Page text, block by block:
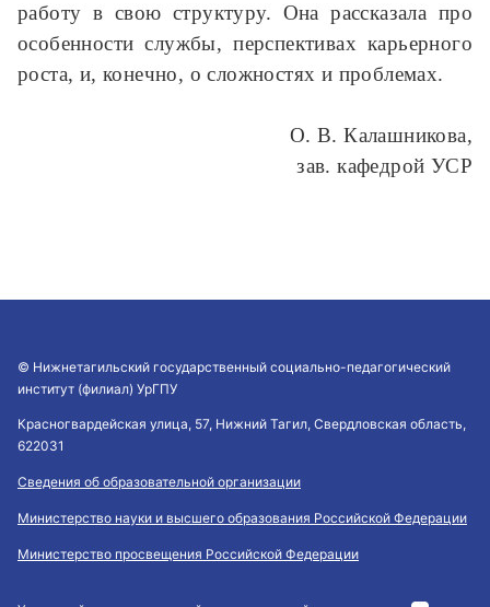
работу в свою структуру. Она рассказала про
особенности службы, перспективах карьерного
роста, и, конечно, о сложностях и проблемах.
О. В. Калашникова,
зав. кафедрой УСР
© Нижнетагильский государственный социально-педагогический
институт (филиал) УрГПУ
Красногвардейская улица, 57, Нижний Тагил, Свердловская область,
622031
Сведения об образовательной организации
Министерство науки и высшего образования Российской Федерации
Министерство просвещения Российской Федерации